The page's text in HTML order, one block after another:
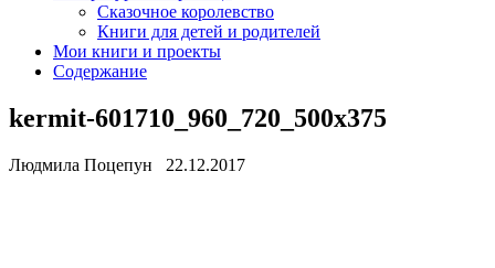
Сказочное королевство
Книги для детей и родителей
Мои книги и проекты
Содержание
kermit-601710_960_720_500x375
Людмила Поцепун 22.12.2017